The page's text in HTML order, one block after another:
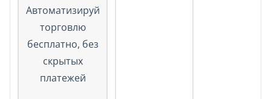
Автоматизируй
торговлю
бесплатно, без
скрытых
платежей